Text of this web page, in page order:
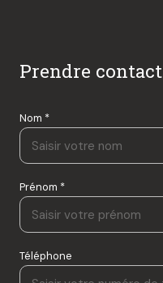
Prendre contact
Nom *
Prénom *
Téléphone